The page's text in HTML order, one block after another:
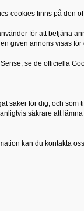
cookies finns på den
för att betjäna
given annons visas för
se de officiella
saker för dig, och
säkrare att
kan du kontakta